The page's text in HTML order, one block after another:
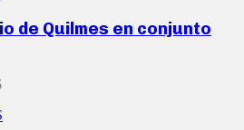
de Quilmes en conjunto